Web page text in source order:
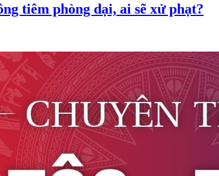
tiêm phòng dại, ai sẽ xử phạt?